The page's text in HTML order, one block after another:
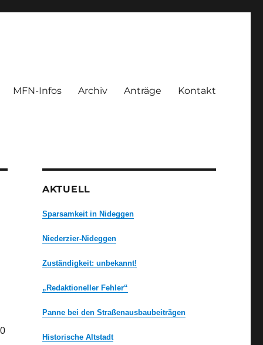
MFN-Infos Archiv Anträge Kontakt
AKTUELL
Sparsamkeit in Nideggen
Niederzier-Nideggen
Zuständigkeit: unbekannt!
„Redaktioneller Fehler“
Panne bei den Straßenausbaubeiträgen
Historische Altstadt